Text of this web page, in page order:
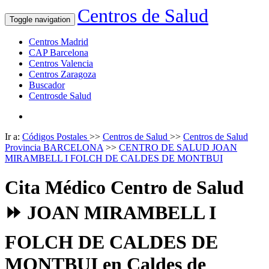
Toggle navigation Centros de Salud
Centros Madrid
CAP Barcelona
Centros Valencia
Centros Zaragoza
Buscador
Centrosde Salud
Ir a: Códigos Postales >> Centros de Salud >> Centros de Salud
Provincia BARCELONA >> CENTRO DE SALUD JOAN
MIRAMBELL I FOLCH DE CALDES DE MONTBUI
Cita Médico Centro de Salud
⏩ JOAN MIRAMBELL I
FOLCH DE CALDES DE
MONTBUI en Caldes de